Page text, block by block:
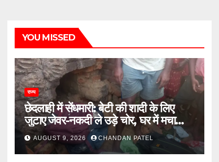
YOU MISSED
राज्य
छेदलाही में सेंधमारी: बेटी की शादी के लिए
जुटाए जेवर-नकदी ले उड़े चोर, घर में मचा
कोहराम
AUGUST 9, 2026 CHANDAN PATEL